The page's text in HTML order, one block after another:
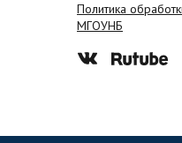
Политика
МГОУНБ